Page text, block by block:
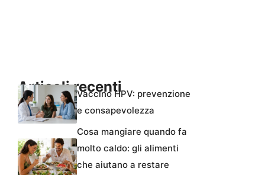
Articoli recentiVaccino HPV: prevenzione
e consapevolezza
Cosa mangiare quando fa
molto caldo: gli alimenti
che aiutano a restare